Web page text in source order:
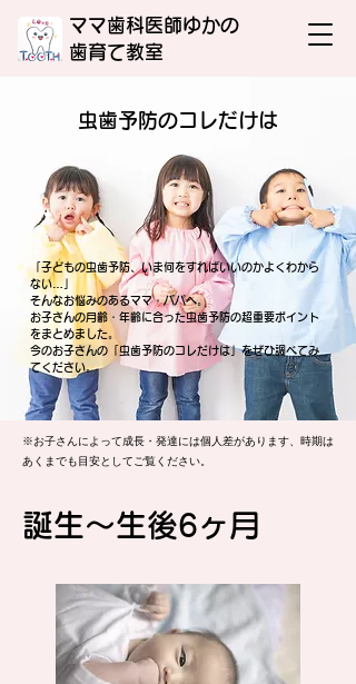
ママ歯科医師ゆかの
​歯育て教室
​虫歯予防のコレだけは
「​子どもの虫歯予防、いま何をすればいいのかよくわから
ない…」
そんなお悩みのあるママ・パパへ。
お子さんの月齢・年齢に合った虫歯予防の超重要ポイント
をまとめました。
今のお子さんの「虫歯予防のコレだけは」をぜひ調べてみ
てください。
※お子さんによって成長・発達には個人差があります、時期は
あくまでも目安としてご覧ください。
​誕生〜生後6ヶ月